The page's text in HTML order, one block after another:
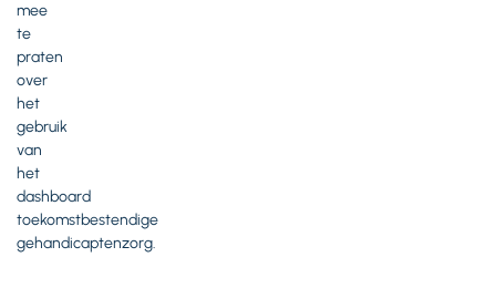
mee
te
praten
over
het
gebruik
van
het
dashboard
toekomstbestendige
gehandicaptenzorg.